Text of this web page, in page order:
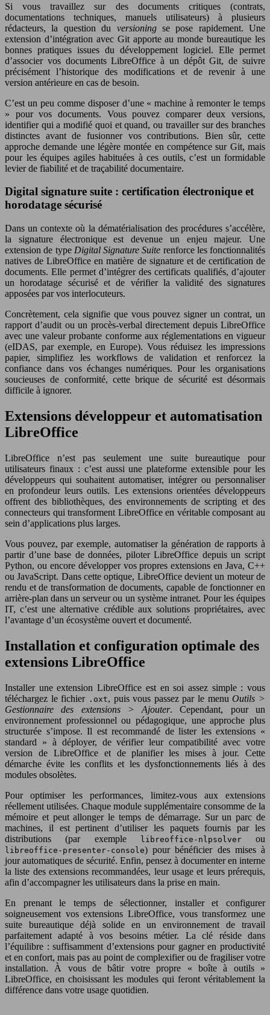
Si vous travaillez sur des documents critiques (contrats,
documentations techniques, manuels utilisateurs) à plusieurs
rédacteurs, la question du versioningse pose rapidement. Une
extension d’intégration avec Git apporte au monde bureautique les
bonnes pratiques issues du développement logiciel. Elle permet
d’associer vos documents LibreOffice à un dépôt Git, de suivre
précisément l’historique des modifications et de revenir à une
version antérieure en cas de besoin.
C’est un peu comme disposer d’une « machine à remonter le temps
» pour vos documents. Vous pouvez comparer deux versions,
identifier qui a modifié quoi et quand, ou travailler sur des branches
distinctes avant de fusionner vos contributions. Bien sûr, cette
approche demande une légère montée en compétence sur Git, mais
pour les équipes agiles habituées à ces outils, c’est un formidable
levier de fiabilité et de traçabilité documentaire.
Digital signature suite : certification électronique et
horodatage sécurisé
Dans un contexte où la dématérialisation des procédures s’accélère,
la signature électronique est devenue un enjeu majeur. Une
extension de type Digital Signature Suite renforce les fonctionnalités
natives de LibreOffice en matière de signature et de certification de
documents. Elle permet d’intégrer des certificats qualifiés, d’ajouter
un horodatage sécurisé et de vérifier la validité des signatures
apposées par vos interlocuteurs.
Concrètement, cela signifie que vous pouvez signer un contrat, un
rapport d’audit ou un procès-verbal directement depuis LibreOffice
avec une valeur probante conforme aux réglementations en vigueur
(eIDAS, par exemple, en Europe). Vous réduisez les impressions
papier, simplifiez les workflows de validation et renforcez la
confiance dans vos échanges numériques. Pour les organisations
soucieuses de conformité, cette brique de sécurité est désormais
difficile à ignorer.
Extensions développeur et automatisation
LibreOffice
LibreOffice n’est pas seulement une suite bureautique pour
utilisateurs finaux : c’est aussi une plateforme extensible pour les
développeurs qui souhaitent automatiser, intégrer ou personnaliser
en profondeur leurs outils. Les extensions orientées développeurs
offrent des bibliothèques, des environnements de scripting et des
connecteurs qui transforment LibreOffice en véritable composant au
sein d’applications plus larges.
Vous pouvez, par exemple, automatiser la génération de rapports à
partir d’une base de données, piloter LibreOffice depuis un script
Python, ou encore développer vos propres extensions en Java, C++
ou JavaScript. Dans cette optique, LibreOffice devient un moteur de
rendu et de transformation de documents, capable de fonctionner en
arrière-plan dans un serveur ou un système intranet. Pour les équipes
IT, c’est une alternative crédible aux solutions propriétaires, avec
l’avantage d’un écosystème ouvert et documenté.
Installation et configuration optimale des
extensions LibreOffice
Installer une extension LibreOffice est en soi assez simple : vous
téléchargez le fichier .oxt, puis vous passez par le menuOutils >
Gestionnaire des extensions > Ajouter. Cependant, pour un
environnement professionnel ou pédagogique, une approche plus
structurée s’impose. Il est recommandé de lister les extensions «
standard » à déployer, de vérifier leur compatibilité avec votre
version de LibreOffice et de planifier les mises à jour. Cette
démarche évite les conflits et les dysfonctionnements liés à des
modules obsolètes.
Pour optimiser les performances, limitez-vous aux extensions
réellement utilisées. Chaque module supplémentaire consomme de la
mémoire et peut allonger le temps de démarrage. Sur un parc de
machines, il est pertinent d’utiliser les paquets fournis par les
distributions (par exemple
libreoffice-nlpsolverou
libreoffice-presenter-console) pour bénéficier des mises à
jour automatiques de sécurité. Enfin, pensez à documenter en interne
la liste des extensions recommandées, leur usage et leurs prérequis,
afin d’accompagner les utilisateurs dans la prise en main.
En prenant le temps de sélectionner, installer et configurer
soigneusement vos extensions LibreOffice, vous transformez une
suite bureautique déjà solide en un environnement de travail
parfaitement adapté à vos besoins métier. La clé réside dans
l’équilibre : suffisamment d’extensions pour gagner en productivité
et en confort, mais pas au point de complexifier ou de fragiliser votre
installation. À vous de bâtir votre propre « boîte à outils »
LibreOffice, en choisissant les modules qui feront véritablement la
différence dans votre usage quotidien.